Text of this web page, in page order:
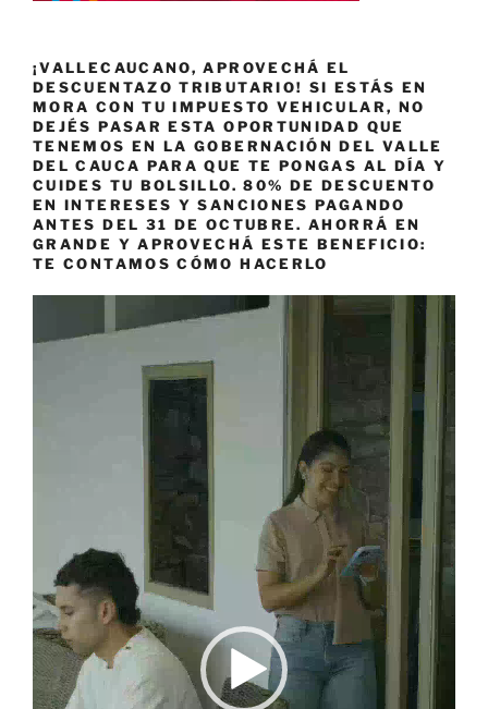
¡VALLECAUCANO, APROVECHÁ EL
DESCUENTAZO TRIBUTARIO! SI ESTÁS EN
MORA CON TU IMPUESTO VEHICULAR, NO
DEJÉS PASAR ESTA OPORTUNIDAD QUE
TENEMOS EN LA GOBERNACIÓN DEL VALLE
DEL CAUCA PARA QUE TE PONGAS AL DÍA Y
CUIDES TU BOLSILLO. 80% DE DESCUENTO
EN INTERESES Y SANCIONES PAGANDO
ANTES DEL 31 DE OCTUBRE. AHORRÁ EN
GRANDE Y APROVECHÁ ESTE BENEFICIO:
TE CONTAMOS CÓMO HACERLO